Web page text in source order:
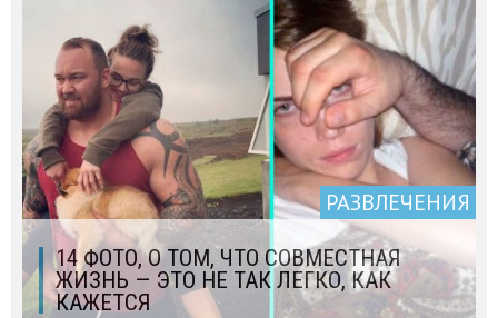
РАЗВЛЕЧЕНИЯ
14 ФОТО, О ТОМ, ЧТО СОВМЕСТНАЯ
ЖИЗНЬ — ЭТО НЕ ТАК ЛЕГКО, КАК
КАЖЕТСЯ